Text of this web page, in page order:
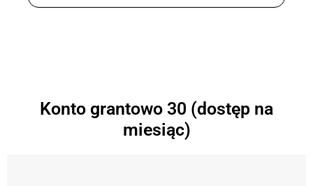
Konto grantowo 30 (dostęp na
miesiąc)